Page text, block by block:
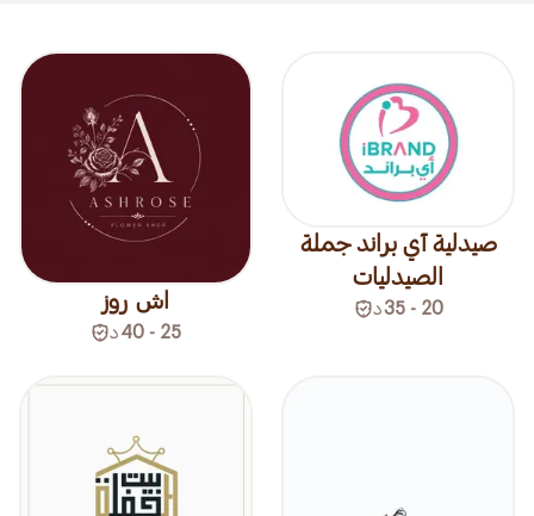
صيدلية آي براند جملة
الصيدليات
20 - 35 د اش روز
25 - 40 د